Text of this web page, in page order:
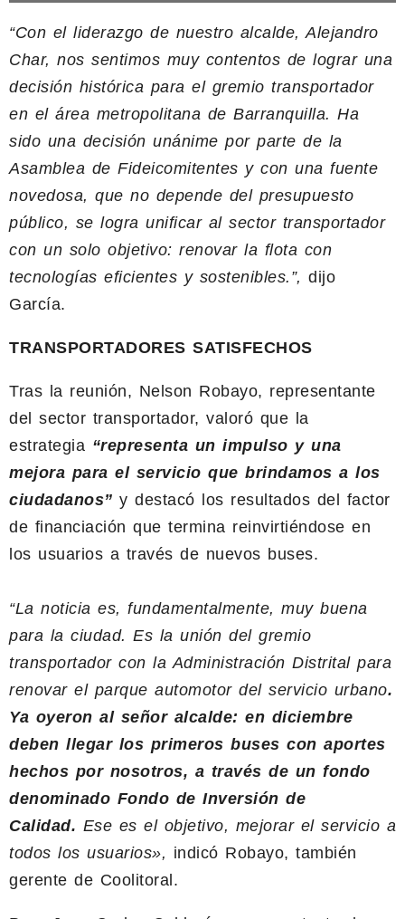
“Con el liderazgo de nuestro alcalde, Alejandro
Char, nos sentimos muy contentos de lograr una
decisión histórica para el gremio transportador
en el área metropolitana de Barranquilla. Ha
sido una decisión unánime por parte de la
Asamblea de Fideicomitentes y con una fuente
novedosa, que no depende del presupuesto
público, se logra unificar al sector transportador
con un solo objetivo: renovar la flota con
tecnologías eficientes y sostenibles.”, dijo
García.
TRANSPORTADORES SATISFECHOS
Tras la reunión, Nelson Robayo, representante
del sector transportador, valoró que la
estrategia “representa un impulso y una
mejora para el servicio que brindamos a los
ciudadanos” y destacó los resultados del factor
de financiación que termina reinvirtiéndose en
los usuarios a través de nuevos buses.
“La noticia es, fundamentalmente, muy buena
para la ciudad. Es la unión del gremio
transportador con la Administración Distrital para
renovar el parque automotor del servicio urbano.
Ya oyeron al señor alcalde: en diciembre
deben llegar los primeros buses con aportes
hechos por nosotros, a través de un fondo
denominado Fondo de Inversión de
Calidad. Ese es el objetivo, mejorar el servicio a
todos los usuarios», indicó Robayo, también
gerente de Coolitoral.